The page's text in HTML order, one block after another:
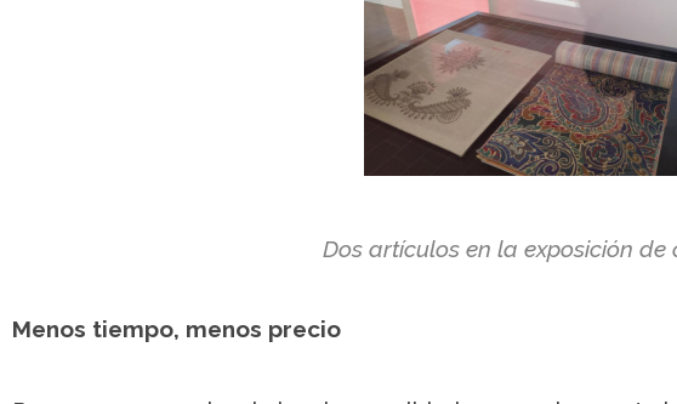
Dos artículos en la exposición de
Menos tiempo, menos precio